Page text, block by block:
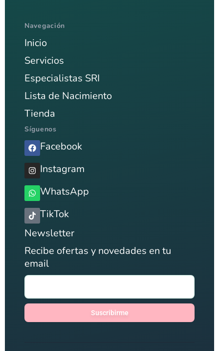
Navegación
Inicio
Servicios
Especialistas SRI
Lista de Nacimiento
Tienda
Síguenos
Facebook
Instagram
WhatsApp
TikTok
Newsletter
Recibe ofertas y novedades en tu
email
Suscribirme